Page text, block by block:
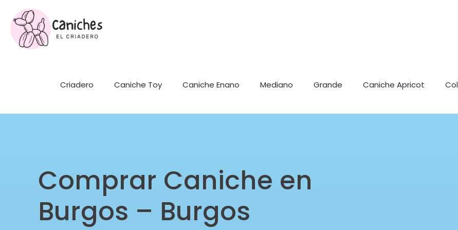
Criadero Caniche Toy Caniche Enano Mediano Grande Caniche Apricot
Comprar Caniche en
Burgos – Burgos